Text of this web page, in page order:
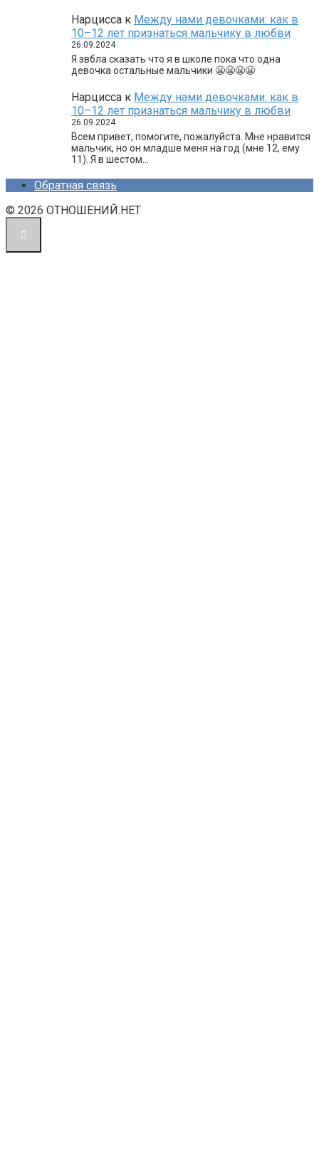
Нарцисса к Между нами девочками: как в
10–12 лет признаться мальчику в любви
26.09.2024
Я звбла сказать что я в школе пока что одна
девочка остальные мальчики 😬😬😬😬
Нарцисса к Между нами девочками: как в
10–12 лет признаться мальчику в любви
26.09.2024
Всем привет, помогите, пожалуйста. Мне нравится
мальчик, но он младше меня на год (мне 12, ему
11). Я в шестом…
Обратная связь
© 2026 ОТНОШЕНИЙ.НЕТ